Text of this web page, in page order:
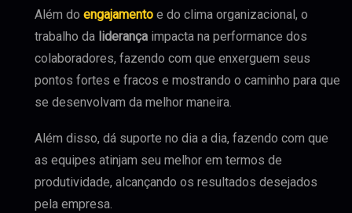
Além do engajamento e do clima organizacional, o
trabalho da liderança impacta na performance dos
colaboradores, fazendo com que enxerguem seus
pontos fortes e fracos e mostrando o caminho para que
se desenvolvam da melhor maneira.
Além disso, dá suporte no dia a dia, fazendo com que
as equipes atinjam seu melhor em termos de
produtividade, alcançando os resultados desejados
pela empresa.